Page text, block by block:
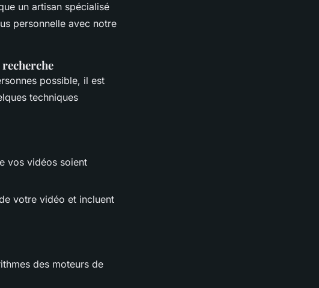
un artisan spécialisé
personnelle avec notre
possible, il est
techniques
vos vidéos soient
votre vidéo et incluent
des moteurs de